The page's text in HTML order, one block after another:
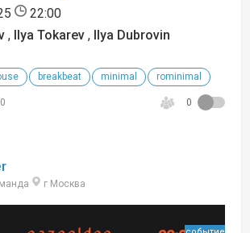
22:00
, Ilya Tokarev , Ilya Dubrovin
breakbeat minimal rominimal
0 0
г Москва